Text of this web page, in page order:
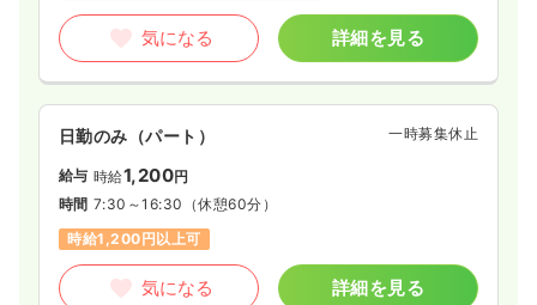
気になる 詳細を見る
日勤のみ（パート） 一時募集休止
給与 時給1,200円
時間 7:30～16:30 （休憩60分）
時給1,200円以上可
気になる 詳細を見る